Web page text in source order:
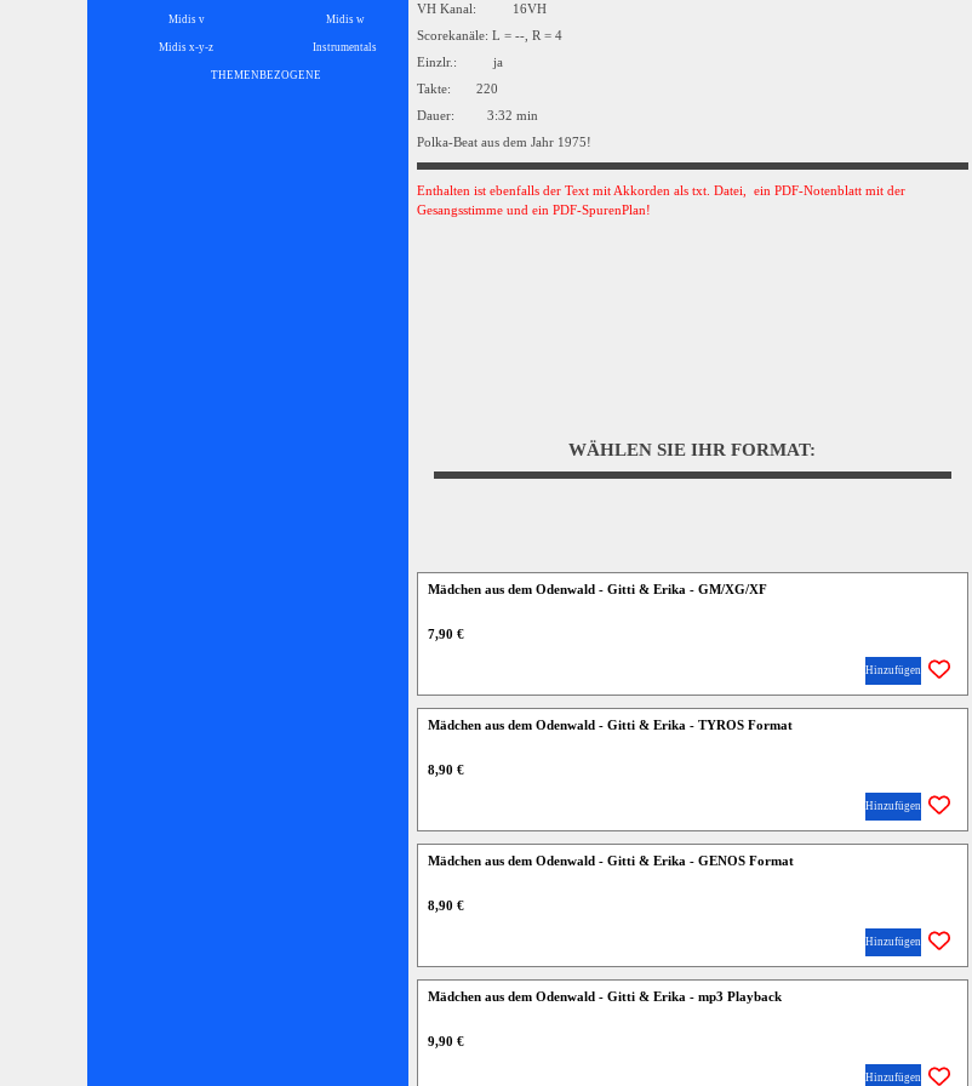
Midis v Midis w
Midis x-y-z Instrumentals
THEMENBEZOGENE
VH Kanal: 16VH
Scorekanäle: L = --, R = 4
Einzlr.: ja
Takte: 220
Dauer: 3:32 min
Polka-Beat aus dem Jahr 1975!
Enthalten ist ebenfalls der Text mit Akkorden als txt. Datei, ein PDF-Notenblatt mit der
Gesangsstimme und ein PDF-SpurenPlan!
WÄHLEN SIE IHR FORMAT:
Mädchen aus dem Odenwald - Gitti & Erika - GM/XG/XF
7,90 €
Hinzufügen
Mädchen aus dem Odenwald - Gitti & Erika - TYROS Format
8,90 €
Hinzufügen
Mädchen aus dem Odenwald - Gitti & Erika - GENOS Format
8,90 €
Hinzufügen
Mädchen aus dem Odenwald - Gitti & Erika - mp3 Playback
9,90 €
Hinzufügen